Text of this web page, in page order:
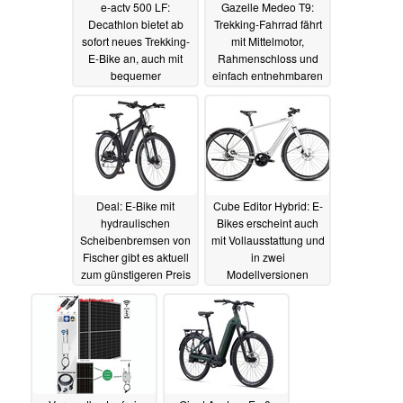
e-actv 500 LF:
Decathlon bietet ab
sofort neues Trekking-
E-Bike an, auch mit
bequemer
Aufbau23.03.2024
Gazelle Medeo T9:
Trekking-Fahrrad fährt
mit Mittelmotor,
Rahmenschloss und
einfach entnehmbaren
Deal: E-Bike mit
hydraulischen
Scheibenbremsen von
Fischer gibt es aktuell
zum günstigeren Preis
Cube Editor Hybrid: E-
Bikes erscheint auch
mit Vollausstattung und
in zwei
Modellversionen